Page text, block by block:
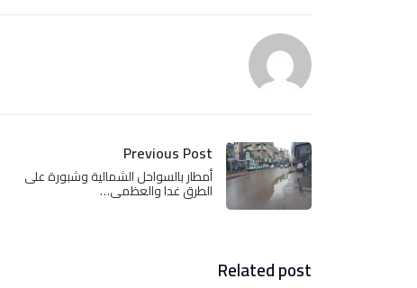
Previous Post
أمطار بالسواحل الشمالية وشبورة على
الطرق غدا والعظمى…
Related post